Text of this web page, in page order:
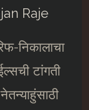
Raje
निकालाचा
टांगती